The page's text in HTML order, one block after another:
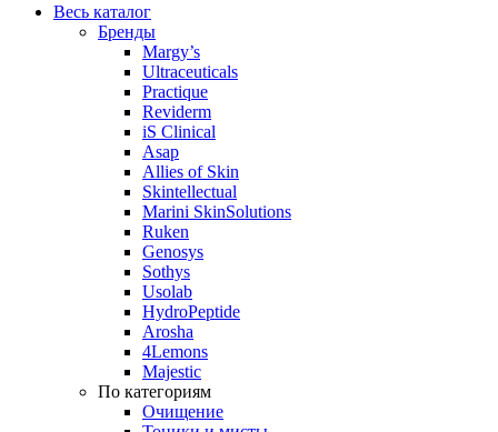
Весь каталог
Бренды
Margy’s
Ultraceuticals
Practique
Reviderm
iS Clinical
Asap
Allies of Skin
Skintellectual
Marini SkinSolutions
Ruken
Genosys
Sothys
Usolab
HydroPeptide
Arosha
4Lemons
Majestic
По категориям
Очищение